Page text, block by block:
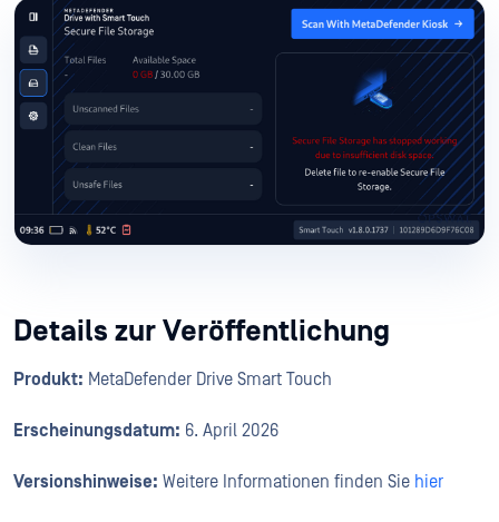
Details zur Veröffentlichung
Produkt: MetaDefender Drive Smart Touch
Erscheinungsdatum: 6. April 2026
Versionshinweise: Weitere Informationen finden Sie hier